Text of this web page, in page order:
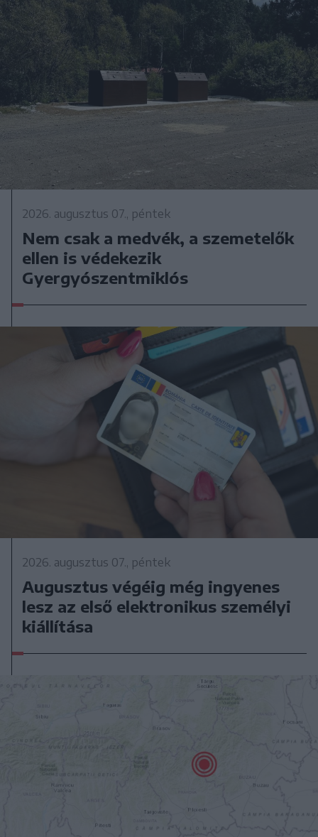
2026. augusztus 07., péntek
Nem csak a medvék, a szemetelők
ellen is védekezik
Gyergyószentmiklós
2026. augusztus 07., péntek
Augusztus végéig még ingyenes
lesz az első elektronikus személyi
kiállítása